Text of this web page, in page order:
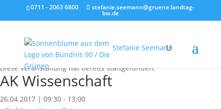
0711 - 2063 6800 stefanie.seemann@gruene.landtag-
bw.de
Stefanie Seemann
« Alle Veranstaltungen
Diese Veranstaltung hat bereits stattgefunden.
AK Wissenschaft
26.04.2017 | 09:30 - 13:00